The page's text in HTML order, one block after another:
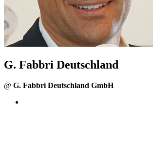
G. Fabbri Deutschland
@ G. Fabbri Deutschland GmbH